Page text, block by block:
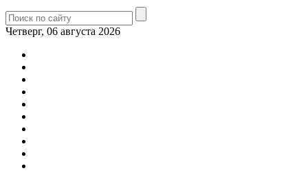
Четверг, 06 августа 2026